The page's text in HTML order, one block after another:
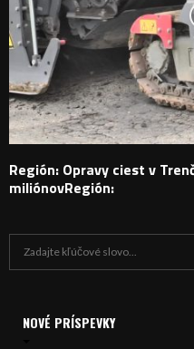
Región: Opravy ciest v
miliónovRegión:
NOVÉ PRÍSPEVKY